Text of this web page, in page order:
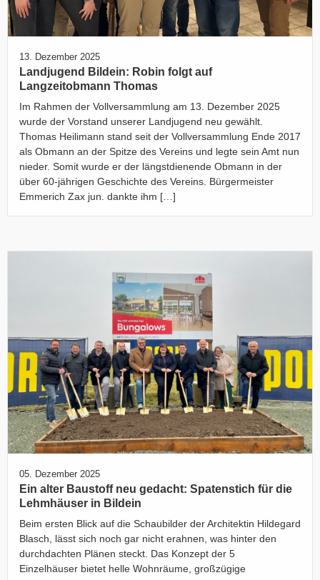
13. Dezember 2025
Landjugend Bildein: Robin folgt auf
Langzeitobmann Thomas
Im Rahmen der Vollversammlung am 13. Dezember 2025
wurde der Vorstand unserer Landjugend neu gewählt.
Thomas Heilimann stand seit der Vollversammlung Ende 2017
als Obmann an der Spitze des Vereins und legte sein Amt nun
nieder. Somit wurde er der längstdienende Obmann in der
über 60-jährigen Geschichte des Vereins. Bürgermeister
Emmerich Zax jun. dankte ihm […]
05. Dezember 2025
Ein alter Baustoff neu gedacht: Spatenstich für die
Lehmhäuser in Bildein
Beim ersten Blick auf die Schaubilder der Architektin Hildegard
Blasch, lässt sich noch gar nicht erahnen, was hinter den
durchdachten Plänen steckt. Das Konzept der 5
Einzelhäuser bietet helle Wohnräume, großzügige